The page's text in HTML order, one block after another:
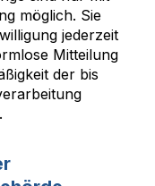
möglich. Sie
jederzeit
Mitteilung
der bis